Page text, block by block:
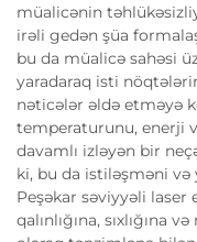
müalicənin
irəli gedən şüa
bu da müalicə sahəsi
yaradaraq isti nöqtələrin
nəticələr əldə etməyə
temperaturunu, enerji
davamlı izləyən bir
ki, bu da istiləşməni və
Peşəkar səviyyəli laser
qalınlığına, sıxlığına